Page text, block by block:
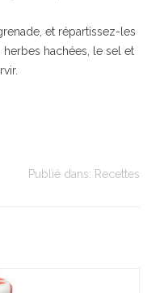
et répartissez-les
hachées, le sel et
Publié dans: Recettes